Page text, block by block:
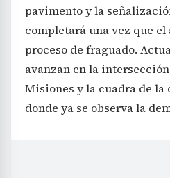
pavimento y la
completará una vez que
proceso de fraguado.
avanzan en la
Misiones y la cuadra de
donde ya se observa la